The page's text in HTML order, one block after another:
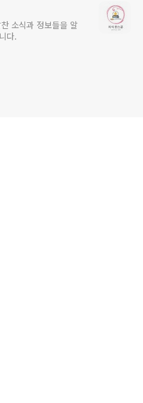
소식과 정보들을 알
다.